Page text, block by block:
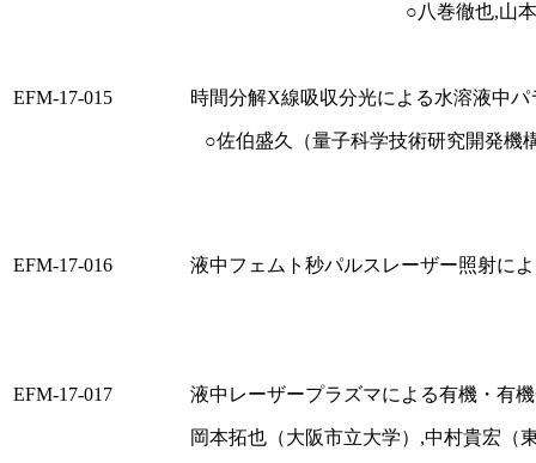
○八巻徹也,山
EFM-17-015 時間分解X線吸収分光による水溶液中
○佐伯盛久（量子科学技術研究開発
EFM-17-016 液中フェムト秒パルスレーザー照射に
EFM-17-017 液中レーザープラズマによる有機・有
岡本拓也（大阪市立大学）,中村貴宏